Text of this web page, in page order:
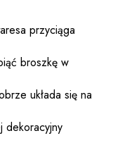
przyciąga
broszkę w
układa się na
dekoracyjny